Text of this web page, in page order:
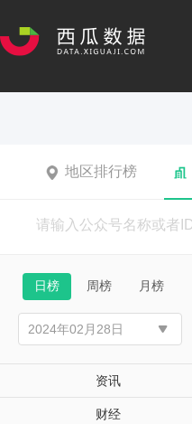
地区排行榜
日榜 周榜 月榜
资讯
财经